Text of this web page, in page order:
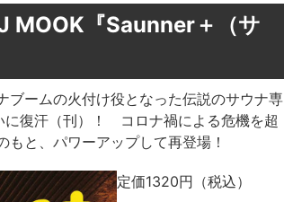
MOOK『Saunner＋（サ
ブームの火付け役となった伝説のサウナ専
に復汗（刊）！ コロナ禍による危機を超
と、パワーアップして再登場！
定価1320円（税込）